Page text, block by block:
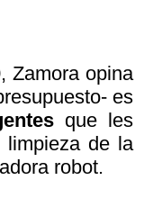
Zamora opina
es
que les
limpieza de la
robot.